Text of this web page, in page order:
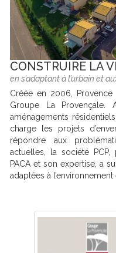
CONSTRUIRE LA
en s’adaptant à l’urbain et
Créée en 2006,
Groupe La
aménagements
charge les projets
répondre aux
actuelles, la société
PACA et son expertise, a
adaptées à l’environnement